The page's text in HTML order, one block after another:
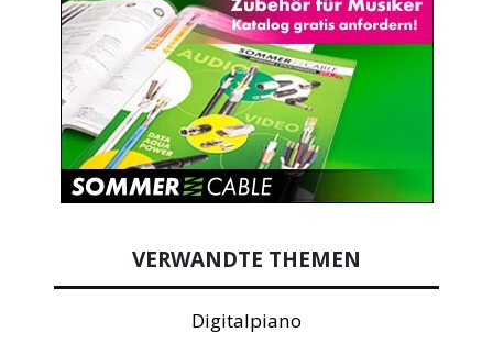
VERWANDTE THEMEN
Digitalpiano